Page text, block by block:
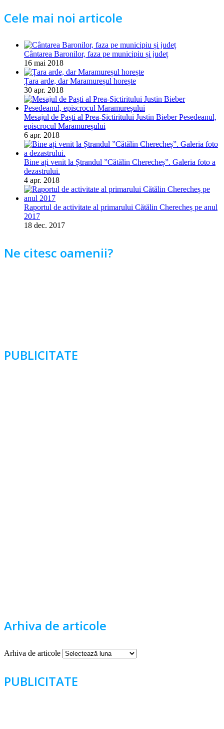
Cele mai noi articole
Cântarea Baronilor, faza pe municipiu și județ
16 mai 2018
Țara arde, dar Maramureșul horește
30 apr. 2018
Mesajul de Paști al Prea-Sictiritului Justin Bieber Pesedeanul,
episcrocul Maramureșului
6 apr. 2018
Bine ați venit la Ștrandul ”Cătălin Cherecheș”. Galeria foto a
dezastrului.
4 apr. 2018
Raportul de activitate al primarului Cătălin Cherecheș pe anul
2017
18 dec. 2017
Ne citesc oamenii?
PUBLICITATE
Arhiva de articole
Arhiva de articole
PUBLICITATE